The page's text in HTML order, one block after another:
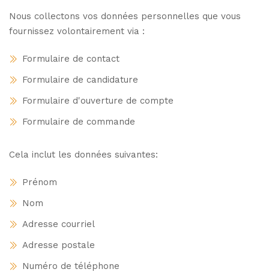
Nous collectons vos données personnelles que vous
fournissez volontairement via :
Formulaire de contact
Formulaire de candidature
Formulaire d'ouverture de compte
Formulaire de commande
Cela inclut les données suivantes:
Prénom
Nom
Adresse courriel
Adresse postale
Numéro de téléphone